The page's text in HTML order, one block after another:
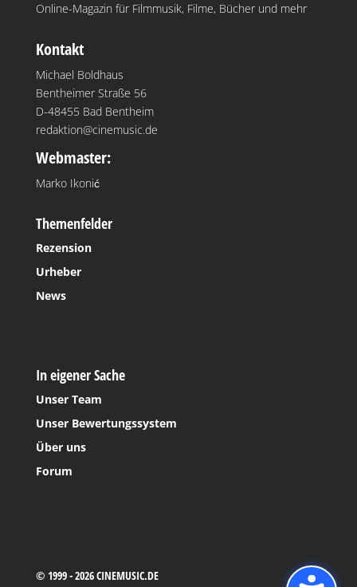
Online-Magazin für Filmmusik, Filme, Bücher und mehr
Kontakt
Michael Boldhaus
Bentheimer Straße 56
D-48455 Bad Bentheim
redaktion@cinemusic.de
Webmaster:
Marko Ikonić
Themenfelder
Rezension
Urheber
News
In eigener Sache
Unser Team
Unser Bewertungssystem
Über uns
Forum
© 1999 - 2026 CINEMUSIC.DE